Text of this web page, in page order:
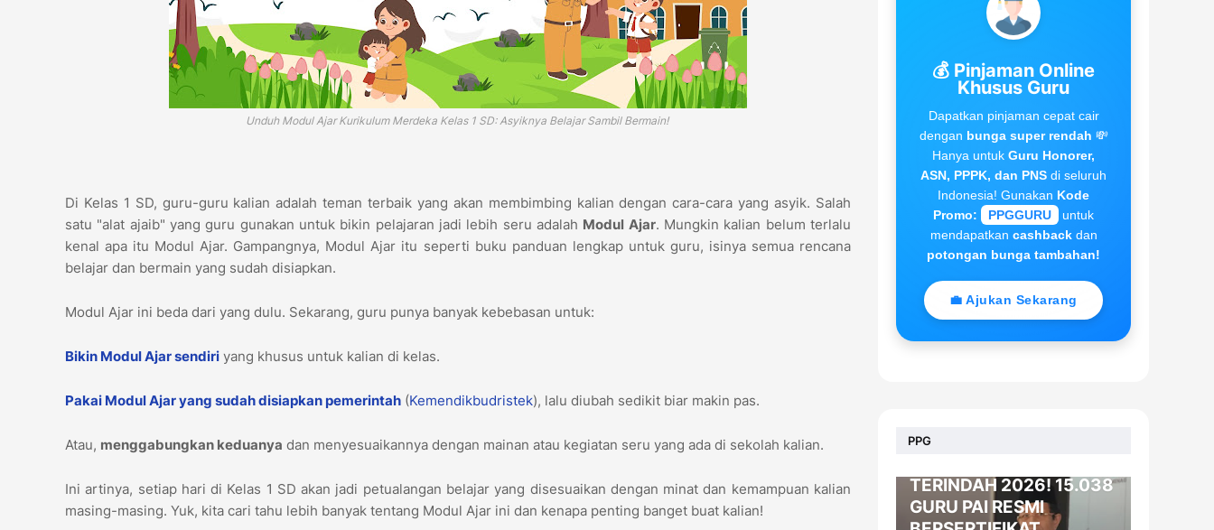
Unduh Modul Ajar Kurikulum Merdeka Kelas 1 SD: Asyiknya Belajar Sambil Bermain!
Di Kelas 1 SD, guru-guru kalian adalah teman terbaik yang akan membimbing kalian dengan cara-cara yang asyik. Salah
satu "alat ajaib" yang guru gunakan untuk bikin pelajaran jadi lebih seru adalah Modul Ajar. Mungkin kalian belum terlalu
kenal apa itu Modul Ajar. Gampangnya, Modul Ajar itu seperti buku panduan lengkap untuk guru, isinya semua rencana
belajar dan bermain yang sudah disiapkan.
Modul Ajar ini beda dari yang dulu. Sekarang, guru punya banyak kebebasan untuk:
Bikin Modul Ajar sendiri yang khusus untuk kalian di kelas.
Pakai Modul Ajar yang sudah disiapkan pemerintah (Kemendikbudristek), lalu diubah sedikit biar makin pas.
Atau, menggabungkan keduanya dan menyesuaikannya dengan mainan atau kegiatan seru yang ada di sekolah kalian.
Ini artinya, setiap hari di Kelas 1 SD akan jadi petualangan belajar yang disesuaikan dengan minat dan kemampuan kalian
masing-masing. Yuk, kita cari tahu lebih banyak tentang Modul Ajar ini dan kenapa penting banget buat kalian!
💰 Pinjaman Online
Khusus Guru
Dapatkan pinjaman cepat cair
dengan bunga super rendah 💸
Hanya untuk Guru Honorer,
ASN, PPPK, dan PNS di seluruh
Indonesia! Gunakan Kode
Promo:
PPGGURU
untuk
mendapatkan cashbackdan
potongan bunga tambahan!
💼 Ajukan Sekarang
PPG
BERITA
TERINDAH 2026! 15.038
GURU PAI RESMI